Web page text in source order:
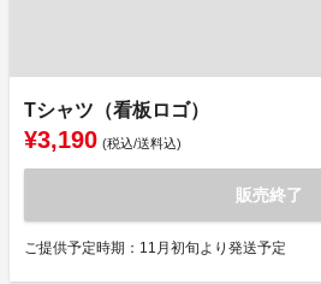
Tシャツ（看板ロゴ）
¥3,190 (税込/送料込)
販売終了
ご提供予定時期：11月初旬より発送予定